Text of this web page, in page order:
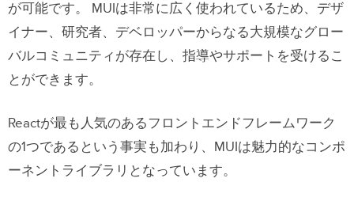
が可能です。
MUIは非常に広く使われているため、デザ
イナー、研究者、デベロッパーからなる大規模なグロー
バルコミュニティが存在し、指導やサポートを受けるこ
とができます。
Reactが最も人気のあるフロントエンドフレームワーク
の1つであるという事実も加わり、MUIは魅力的なコンポ
ーネントライブラリとなっています。